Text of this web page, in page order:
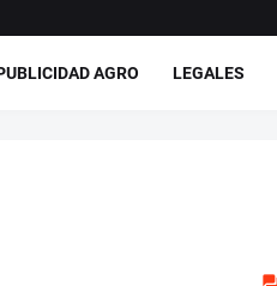
AGRO LEGALES